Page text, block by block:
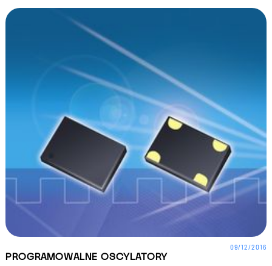
PROGRAMOWALNE OSCYLATORY
09/12/2016